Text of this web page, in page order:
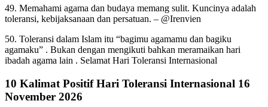
49. Memahami agama dan budaya memang sulit. Kuncinya adalah
toleransi, kebijaksanaan dan persatuan. – @Irenvien
50. Toleransi dalam Islam itu “bagimu agamamu dan bagiku
agamaku” . Bukan dengan mengikuti bahkan meramaikan hari
ibadah agama lain . Selamat Hari Toleransi Internasional
10 Kalimat Positif Hari Toleransi Internasional 16
November 2026